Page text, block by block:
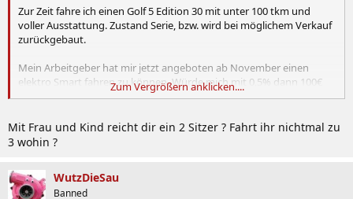
Zur Zeit fahre ich einen Golf 5 Edition 30 mit unter 100 tkm und
voller Ausstattung. Zustand Serie, bzw. wird bei möglichem Verkauf
zurückgebaut.
Mein Arbeitgeber hat mir jetzt angeboten ab November einen
elektro Smart fahren zu können. Würde mich mit 0,5% dann 100€
brutto im Monat kosten, alles inklusive. Laden kann ich auf der
Schnellladesäule natürlich).
3 Wochen nur rumsteht. Den im Winter und nur bei schlechtwetter
zu vergurken ist mir eigentlich zu schade, dazu steht der einfach
Zum Vergrößern anklicken....
Mit Frau und Kind reicht dir ein 2 Sitzer ? Fahrt ihr nichtmal zu
3 wohin ?
WutzDieSau
Banned